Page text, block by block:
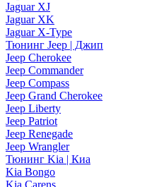
Jaguar XJ
Jaguar XK
Jaguar X-Type
Тюнинг Jeep | Джип
Jeep Cherokee
Jeep Commander
Jeep Compass
Jeep Grand Cherokee
Jeep Liberty
Jeep Patriot
Jeep Renegade
Jeep Wrangler
Тюнинг Kia | Киа
Kia Bongo
Kia Carens